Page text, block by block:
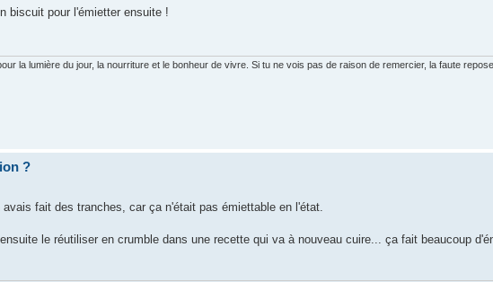
biscuit pour l'émietter ensuite !
la lumière du jour, la nourriture et le bonheur de vivre. Si tu ne vois pas de raison de remercier, la faute
?
fait des tranches, car ça n'était pas émiettable en l'état.
le réutiliser en crumble dans une recette qui va à nouveau cuire... ça fait beaucoup